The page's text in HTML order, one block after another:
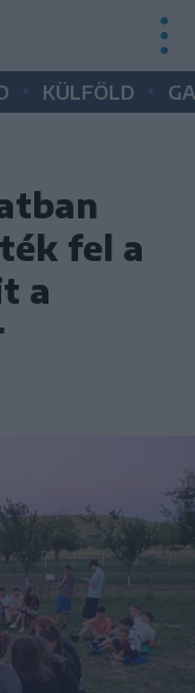
KÜLFÖLD
fel a
a